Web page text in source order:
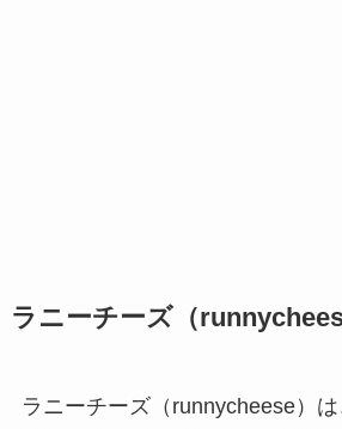
ラニーチーズ（
ラニーチーズ（runnycheese）